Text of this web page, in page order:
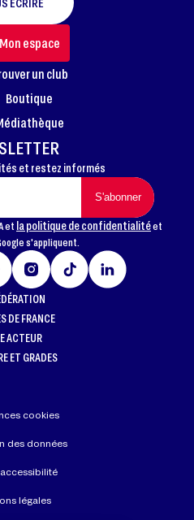
FOOTER
et restez informés
et la politique de confidentialitéet
s'appliquent.
Mon espace
un club
Boutique
DE FRANCE
ACTEUR
ET GRADES
cookies
des données
légales